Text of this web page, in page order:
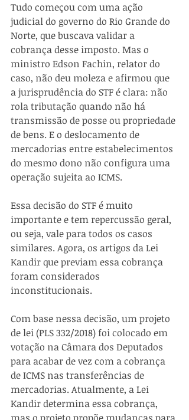
Tudo começou com uma ação
judicial do governo do Rio Grande do
Norte, que buscava validar a
cobrança desse imposto. Mas o
ministro Edson Fachin, relator do
caso, não deu moleza e afirmou que
a jurisprudência do STF é clara: não
rola tributação quando não há
transmissão de posse ou propriedade
de bens. E o deslocamento de
mercadorias entre estabelecimentos
do mesmo dono não configura uma
operação sujeita ao ICMS.
Essa decisão do STF é muito
importante e tem repercussão geral,
ou seja, vale para todos os casos
similares. Agora, os artigos da Lei
Kandir que previam essa cobrança
foram considerados
inconstitucionais.
Com base nessa decisão, um projeto
de lei (PLS 332/2018) foi colocado em
votação na Câmara dos Deputados
para acabar de vez com a cobrança
de ICMS nas transferências de
mercadorias. Atualmente, a Lei
Kandir determina essa cobrança,